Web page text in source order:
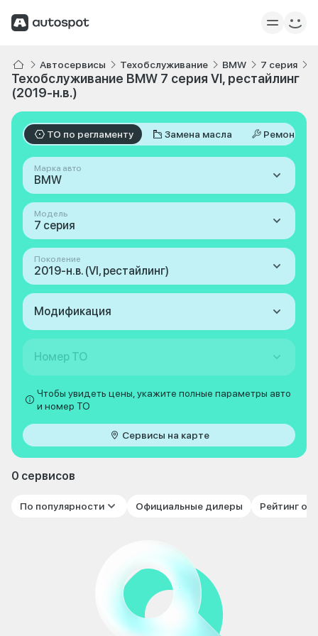
Автосервисы Техобслуживание BMW 7 серия
Техобслуживание BMW 7 серия VI, рестайлинг
(2019-н.в.)
ТО по регламенту Замена масла Ремонт
Марка авто
BMW
Модель
7 серия
Поколение
2019-н.в. (VI, рестайлинг)
Модификация
Номер ТО
Чтобы увидеть цены, укажите полные параметры авто
и номер ТО
Сервисы на карте
0 сервисов
По популярности Официальные дилеры Рейтинг